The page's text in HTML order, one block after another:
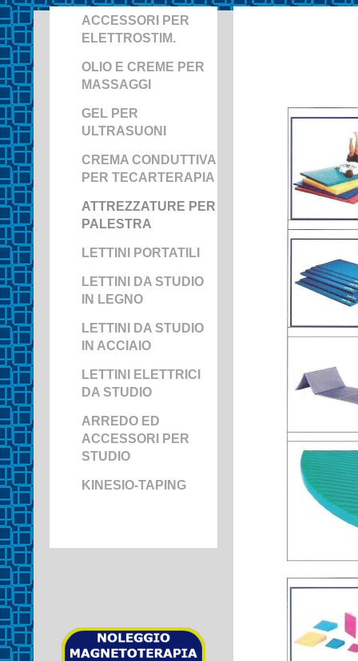
ACCESSORI PER
ELETTROSTIM.
OLIO E CREME PER
MASSAGGI
GEL PER
ULTRASUONI
CREMA CONDUTTIVA
PER TECARTERAPIA
ATTREZZATURE PER
PALESTRA
LETTINI PORTATILI
LETTINI DA STUDIO
IN LEGNO
LETTINI DA STUDIO
IN ACCIAIO
LETTINI ELETTRICI
DA STUDIO
ARREDO ED
ACCESSORI PER
STUDIO
KINESIO-TAPING